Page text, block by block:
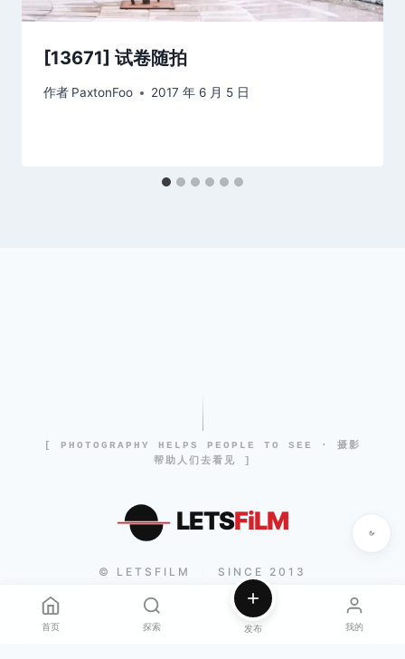
[13671] 试卷随拍
作者 PaxtonFoo 2017 年 6 月 5 日
[ PHOTOGRAPHY HELPS PEOPLE TO SEE · 摄影
帮助人们去看见 ]
LETSFiLM
© LETSFILM SINCE 2013
首页 探索 发布 我的